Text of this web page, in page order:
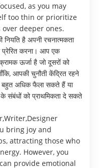
as you may
too thin or prioritize
deeper ones.
नियति है अपनी रचनात्मकता
प्रेरित करना। आप एक
ऊर्जा है जो दूसरों को
आपकी चुनौती केंद्रित रहने
अधिक फैला सकते हैं या
संबंधों को प्राथमिकता दे सकते
bring joy and
attracting those who
However, you
provide emotional